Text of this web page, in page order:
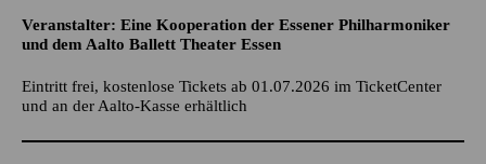
Veranstalter: Eine Kooperation der Essener Philharmoniker
und dem Aalto Ballett Theater Essen
Eintritt frei, kostenlose Tickets ab 01.07.2026 im TicketCenter
und an der Aalto-Kasse erhältlich